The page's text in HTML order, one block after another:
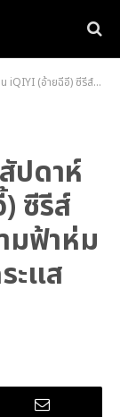
มดาว” ฮอตปรอทแตก กระแสแรงทิ้งท้ายก่อนจบ!!
ปดาห์
ซีรีส์
มฟ้าห่ม
ะแส